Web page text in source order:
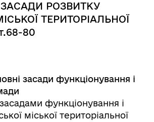
ЗАСАДИ РОЗВИТКУ
ТЕРИТОРІАЛЬНОЇ
80
засади функціонування і
функціонування і
міської територіальної